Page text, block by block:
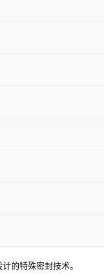
的特殊密封技术。